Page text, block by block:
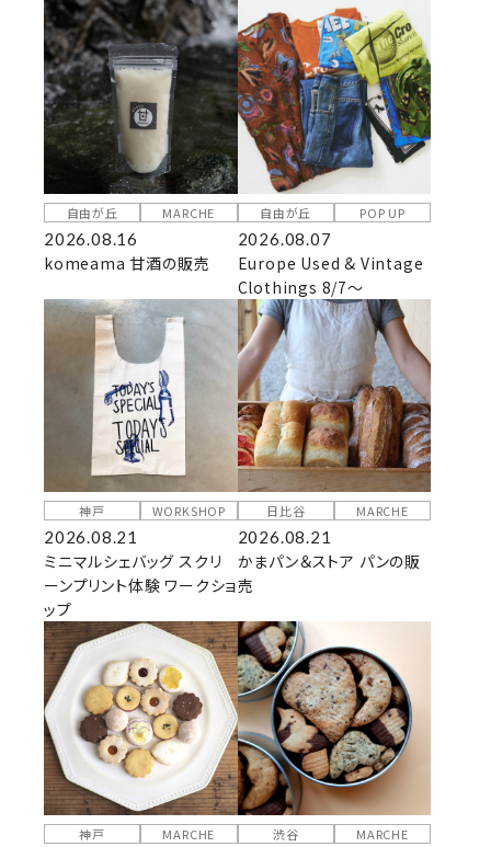
自由が丘 MARCHE
2026.08.16
komeama 甘酒の販売
自由が丘 POP UP
2026.08.07
Europe Used & Vintage
Clothings 8/7～
神戸 WORKSHOP
2026.08.21
ミニマルシェバッグ スクリ
ーンプリント体験 ワークショ
ップ
日比谷 MARCHE
2026.08.21
かまパン＆ストア パンの販
売
神戸 MARCHE 渋谷 MARCHE